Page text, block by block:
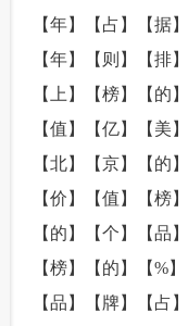
【年】【占】【据
【年】【则】【排
【上】【榜】【的
【值】【亿】【美
【北】【京】【的
【价】【值】【榜
【的】【个】【品
【榜】【的】【%
【品】【牌】【占